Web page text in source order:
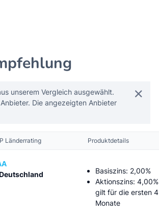
unserem Vergleich ausgewählt.
Die angezeigten Anbieter
Länderrating Produktdetails
Basiszins: 2,00%
Aktionszins: 4,00%
gilt für die ersten 4
Monate